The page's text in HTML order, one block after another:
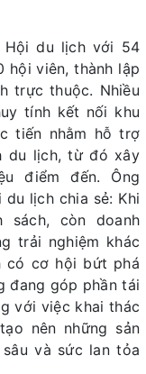
Hội du lịch với 54
hội viên, thành lập
trực thuộc. Nhiều
tính kết nối khu
tiến nhằm hỗ trợ
du lịch, từ đó xây
điểm đến. Ông
du lịch chia sẻ: Khi
sách, còn doanh
trải nghiệm khác
có cơ hội bứt phá
đang góp phần tái
với việc khai thác
nên những sản
và sức lan tỏa